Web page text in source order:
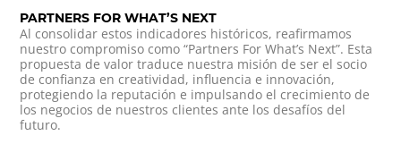
PARTNERS FOR WHAT’S NEXT
Al consolidar estos indicadores históricos, reafirmamos
nuestro compromiso como “Partners For What’s Next”. Esta
propuesta de valor traduce nuestra misión de ser el socio
de confianza en creatividad, influencia e innovación,
protegiendo la reputación e impulsando el crecimiento de
los negocios de nuestros clientes ante los desafíos del
futuro.